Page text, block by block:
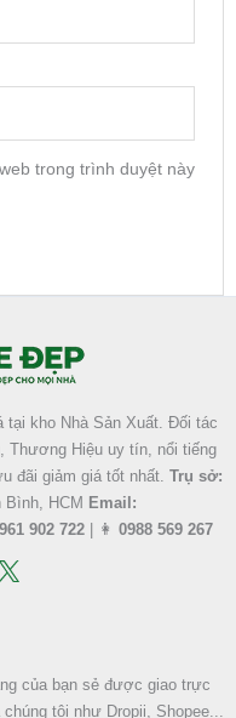
trong trình duyệt này
tại kho Nhà Sản Xuất. Đối tác
Thương Hiệu uy tín, nổi tiếng
đãi giảm giá tốt nhất. Trụ sở:
Bình, HCM Email:
902 722| 👩 0988 569 267
của bạn sẻ được giao trực
tôi như Dropii, Shopee...